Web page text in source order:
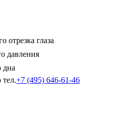
отрезка глаза
давления
дна
тел.+7 (495) 646-61-46